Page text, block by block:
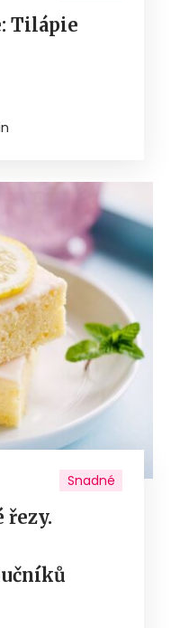
Tilápie
Snadné
řezy.